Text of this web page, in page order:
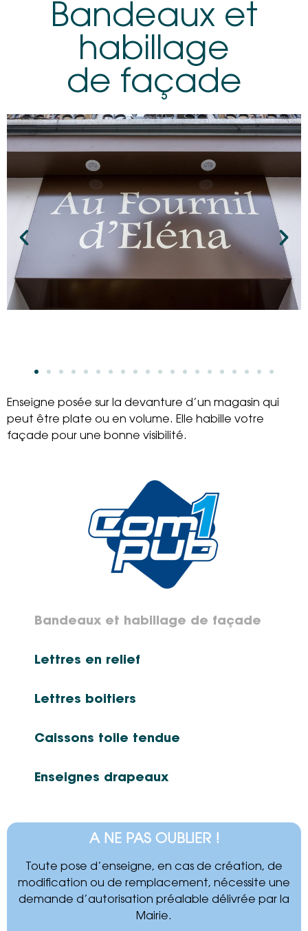
Bandeaux et
habillage
de façade
Enseigne posée sur la devanture d’un magasin qui
peut être plate ou en volume. Elle habille votre
façade pour une bonne visibilité.
Bandeaux et habillage de façade
Lettres en relief
Lettres boitiers
Caissons toile tendue
Enseignes drapeaux
A NE PAS OUBLIER !
Toute pose d’enseigne, en cas de création, de
modification ou de remplacement, nécessite une
demande d’autorisation préalable délivrée par la
Mairie.